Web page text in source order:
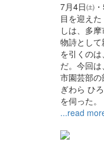
7月4日㈯
目を迎え
しは、多
物詩とし
を引くの
だ。今回
市園芸部
ぎわら ひ
を伺った。
...read